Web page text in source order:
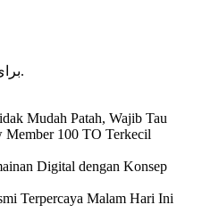
.
Mudah Patah, Wajib Tau
100 TO Terkecil
Digital dengan Konsep
Terpercaya Malam Hari Ini